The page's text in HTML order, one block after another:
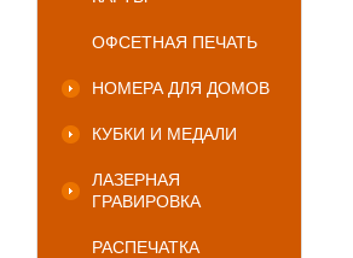
ОФСЕТНАЯ ПЕЧАТЬ
НОМЕРА ДЛЯ ДОМОВ
КУБКИ И МЕДАЛИ
ЛАЗЕРНАЯ
ГРАВИРОВКА
РАСПЕЧАТКА